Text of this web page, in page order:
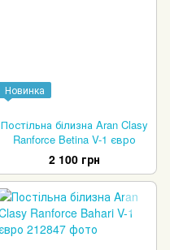
Новинка
Постільна білизна Aran Clasy
Ranforce Betina V-1 євро
2 100 грн